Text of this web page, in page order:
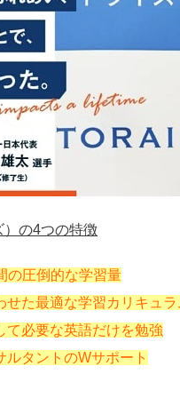
の4つの特徴
の圧倒的な学習量
せた最適な学習カリキュ
て必要な英語だけを勉強
ルタントのWサポート